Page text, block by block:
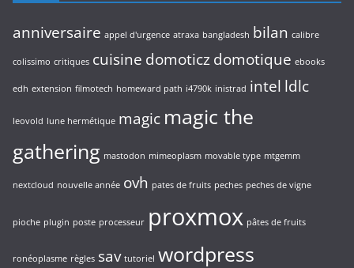
anniversaire appel d'urgence atraxa bangladesh bilan calibre
colissimo critiques cuisine domoticzdomotique ebooks
edh extension filmotech homeward path i4790k inistrad intel ldlc
leovold lune hermétique magic magic the
gathering mastodon mimeoplasm movable type mtgemm
nextcloud nouvelle année ovh pates de fruits peches peches de vigne
pioche plugin poste processeur proxmox pâtes de fruits
ronéoplasme règles sav tutoriel wordpress